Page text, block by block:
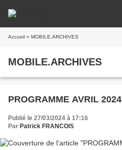
Accueil » MOBILE.ARCHIVES
MOBILE.ARCHIVES
PROGRAMME AVRIL 2024
Publié le 27/03/2024 à 17:16
Par Patrick FRANCOIS